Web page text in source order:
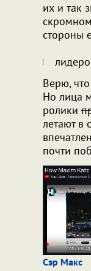
их и так
стороны
Верю,
Но лица
ролики
летают в
почти
Сэр Макс